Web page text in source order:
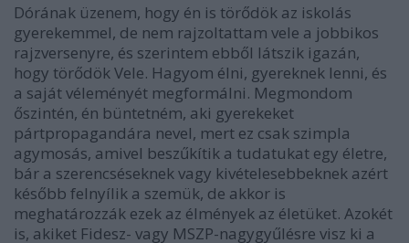
Dórának üzenem, hogy én is törődök az iskolás
gyerekemmel, de nem rajzoltattam vele a jobbikos
rajzversenyre, és szerintem ebből látszik igazán,
hogy törődök Vele. Hagyom élni, gyereknek lenni, és
a saját véleményét megformálni. Megmondom
őszintén, én büntetném, aki gyerekeket
pártpropagandára nevel, mert ez csak szimpla
agymosás, amivel beszűkítik a tudatukat egy életre,
bár a szerencséseknek vagy kivételesebbeknek azért
később felnyílik a szemük, de akkor is
meghatározzák ezek az élmények az életüket. Azokét
is, akiket Fidesz- vagy MSZP-nagygyűlésre visz ki a